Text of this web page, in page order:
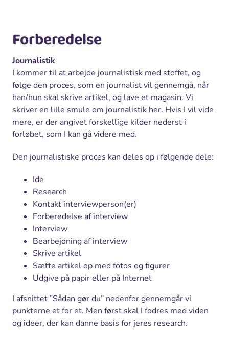
Forberedelse
Journalistik
I kommer til at arbejde journalistisk med stoffet, og
følge den proces, som en journalist vil gennemgå, når
han/hun skal skrive artikel, og lave et magasin. Vi
skriver en lille smule om journalistik her. Hvis I vil vide
mere, er der angivet forskellige kilder nederst i
forløbet, som I kan gå videre med.
Den journalistiske proces kan deles op i følgende dele:
Ide
Research
Kontakt interviewperson(er)
Forberedelse af interview
Interview
Bearbejdning af interview
Skrive artikel
Sætte artikel op med fotos og figurer
Udgive på papir eller på Internet
I afsnittet ”Sådan gør du” nedenfor gennemgår vi
punkterne et for et. Men først skal I fodres med viden
og ideer, der kan danne basis for jeres research.